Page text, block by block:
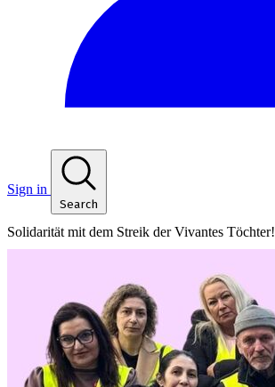
Sign in
Search
Solidarität mit dem Streik der Vivantes Töchter!